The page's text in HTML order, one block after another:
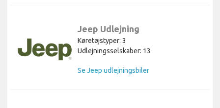
Jeep Udlejning
Køretøjstyper: 3
Udlejningsselskaber: 13
Se Jeep udlejningsbiler